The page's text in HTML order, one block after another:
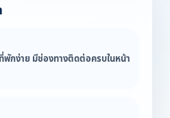
กง่าย มีช่องทางติดต่อครบในหน้า